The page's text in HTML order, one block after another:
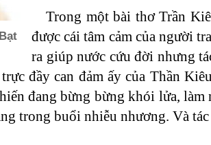
Trong một bài thơ Trần
được cái tâm cảm của người
ra giúp nước cứu đời nhưng
đầy can đảm ấy của Thần
đang bừng bừng khói lửa,
trong buổi nhiễu nhương. Và